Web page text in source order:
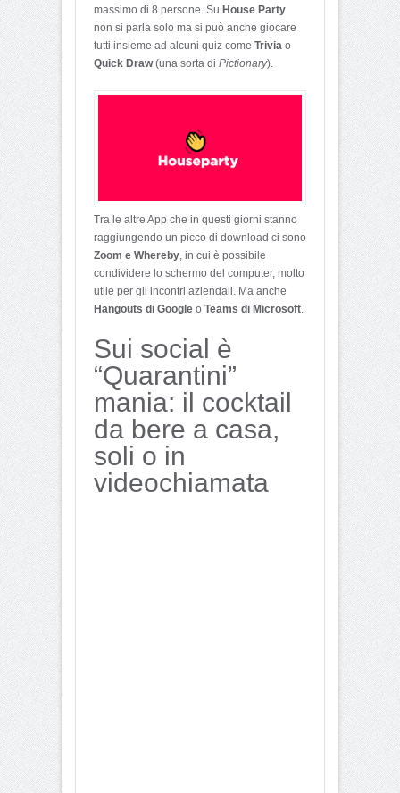
massimo di 8 persone. Su House Party
non si parla solo ma si può anche giocare
tutti insieme ad alcuni quiz come Trivia o
Quick Draw(una sorta di Pictionary).
Tra le altre App che in questi giorni stanno
raggiungendo un picco di download ci sono
Zoom e Whereby, in cui è possibile
condividere lo schermo del computer, molto
utile per gli incontri aziendali. Ma anche
Hangouts di Google o Teams di Microsoft.
Sui social è
“Quarantini”
mania: il cocktail
da bere a casa,
soli o in
videochiamata